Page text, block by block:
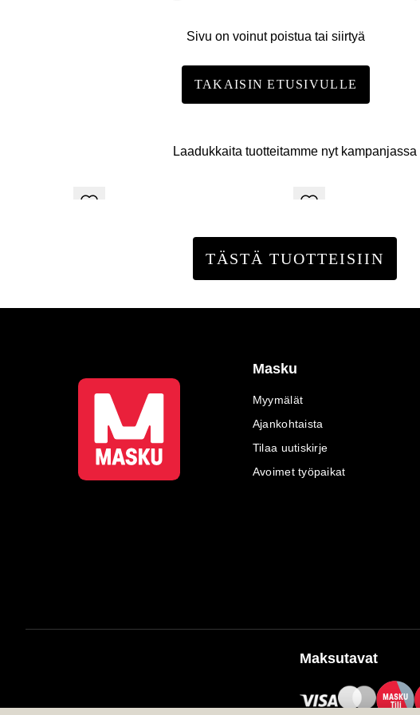
Sivu on voinut poistua tai siirtyä
TAKAISIN ETUSIVULLE
Laadukkaita tuotteitamme nyt kampanjassa
TÄSTÄ TUOTTEISIIN
Masku
Myymälät
Ajankohtaista
Tilaa uutiskirje
Avoimet työpaikat
Maksutavat
MASKU
Tili